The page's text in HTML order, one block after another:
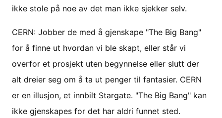
ikke stole på noe av det man ikke sjekker selv.
CERN: Jobber de med å gjenskape "The Big Bang"
for å finne ut hvordan vi ble skapt, eller står vi
overfor et prosjekt uten begynnelse eller slutt der
alt dreier seg om å ta ut penger til fantasier. CERN
er en illusjon, et innbilt Stargate. "The Big Bang" kan
ikke gjenskapes for det har aldri funnet sted.